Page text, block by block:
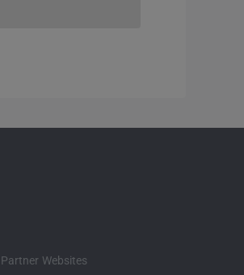
Partner Websites